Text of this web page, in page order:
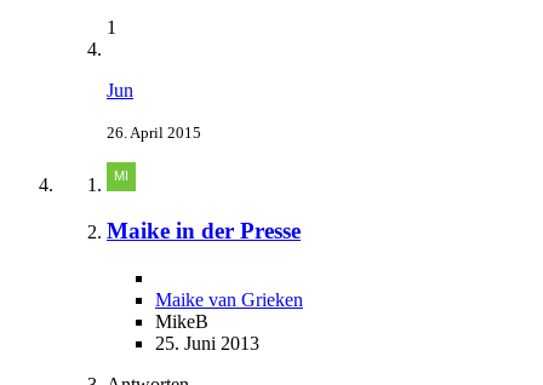
1
Jun
26. April 2015
Maike in der Presse
Maike van Grieken
MikeB
25. Juni 2013